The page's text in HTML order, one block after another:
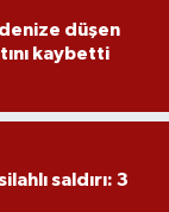
düşen
kaybetti
saldırı: 3